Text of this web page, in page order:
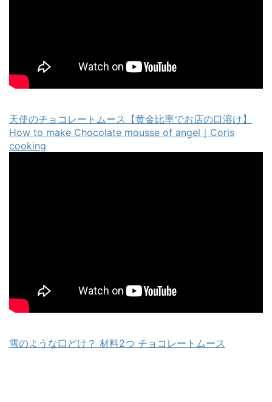
天使のチョコレートムース【黄金比率でお店の口溶け】
How to make Chocolate mousse of angel｜Coris
cooking
雪のような口どけ？ 材料2つ チョコレートムース